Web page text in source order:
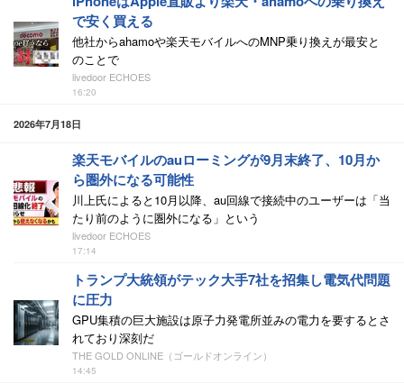
で安く買える
他社からahamoや楽天モバイルへのMNP乗り換えが最安と
のことで
livedoor ECHOES
16:20
2026年7月18日
楽天モバイルのauローミングが9月末終了、10月か
ら圏外になる可能性
川上氏によると10月以降、au回線で接続中のユーザーは「当
たり前のように圏外になる」という
livedoor ECHOES
17:14
トランプ大統領がテック大手7社を招集し電気代問題
に圧力
GPU集積の巨大施設は原子力発電所並みの電力を要するとさ
れており深刻だ
THE GOLD ONLINE（ゴールドオンライン）
14:45